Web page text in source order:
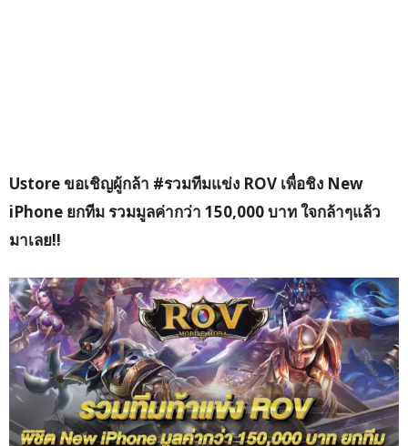
Ustore ขอเชิญผู้กล้า #รวมทีมแข่ง ROV เพื่อชิง New
iPhone ยกทีม รวมมูลค่ากว่า 150,000 บาท ใจกล้าๆแล้ว
มาเลย!!